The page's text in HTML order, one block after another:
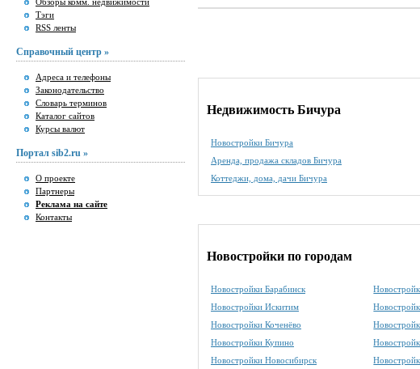
Тэги
RSS ленты
Справочный центр »
Адреса и телефоны
Законодательство
Словарь терминов
Каталог сайтов
Курсы валют
Портал sib2.ru »
О проекте
Партнеры
Реклама на сайте
Контакты
Недвижимость Бичура
Новостройки Бичура
Аренда, продажа складов Бичура
Коттеджи, дома, дачи Бичура
Новостройки по городам
Новостройки Барабинск
Новостройки Искитим
Новостройки Коченёво
Новостройки Купино
Новостройки Новосибирск